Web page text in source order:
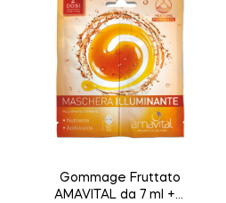
Gommage Fruttato
AMAVITAL da 7 ml + 7